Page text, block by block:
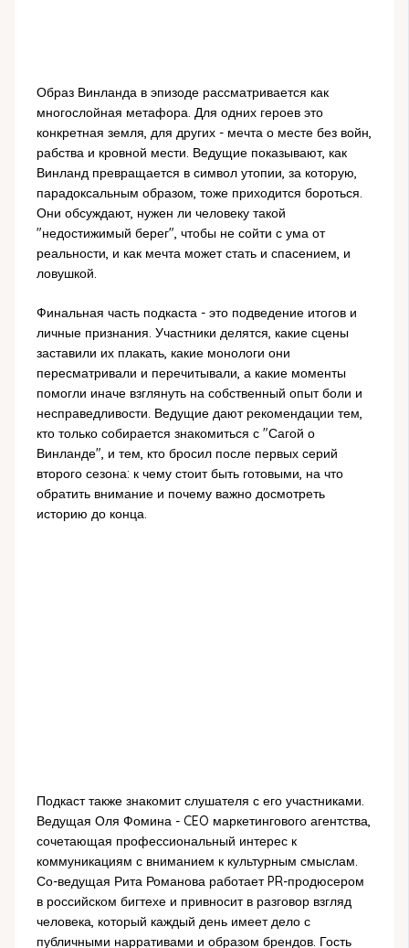
Образ Винланда в эпизоде рассматривается как
многослойная метафора. Для одних героев это
конкретная земля, для других - мечта о месте без войн,
рабства и кровной мести. Ведущие показывают, как
Винланд превращается в символ утопии, за которую,
парадоксальным образом, тоже приходится бороться.
Они обсуждают, нужен ли человеку такой
"недостижимый берег", чтобы не сойти с ума от
реальности, и как мечта может стать и спасением, и
ловушкой.
Финальная часть подкаста - это подведение итогов и
личные признания. Участники делятся, какие сцены
заставили их плакать, какие монологи они
пересматривали и перечитывали, а какие моменты
помогли иначе взглянуть на собственный опыт боли и
несправедливости. Ведущие дают рекомендации тем,
кто только собирается знакомиться с "Сагой о
Винланде", и тем, кто бросил после первых серий
второго сезона: к чему стоит быть готовыми, на что
обратить внимание и почему важно досмотреть
историю до конца.
Подкаст также знакомит слушателя с его участниками.
Ведущая Оля Фомина - CEO маркетингового агентства,
сочетающая профессиональный интерес к
коммуникациям с вниманием к культурным смыслам.
Со-ведущая Рита Романова работает PR-продюсером
в российском бигтехе и привносит в разговор взгляд
человека, который каждый день имеет дело с
публичными нарративами и образом брендов. Гость